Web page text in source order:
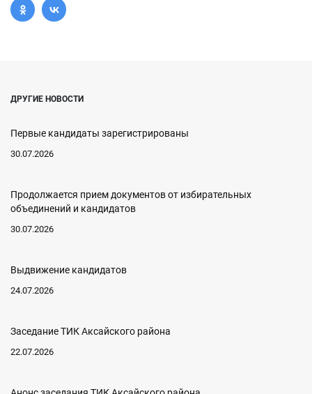
ДРУГИЕ НОВОСТИ
Первые кандидаты зарегистрированы
30.07.2026
Продолжается прием документов от избирательных
объединений и кандидатов
30.07.2026
Выдвижение кандидатов
24.07.2026
Заседание ТИК Аксайского района
22.07.2026